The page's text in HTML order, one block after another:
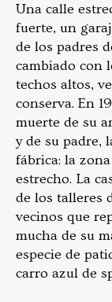
Una calle
fuerte, un
de los padres
cambiado con
techos altos,
conserva. En
muerte de su
y de su padre,
fábrica: la
estrecho. La
de los talleres
vecinos que
mucha de su
especie de
carro azul de